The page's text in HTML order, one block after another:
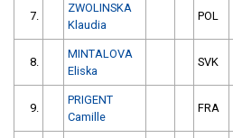
7.
ZWOLINSKA
Klaudia
POL
8.
MINTALOVA
Eliska
SVK
9.
PRIGENT
Camille
FRA